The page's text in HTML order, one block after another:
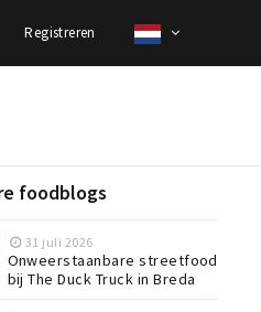
Registreren
foodblogs
31 juli 2026
Onweerstaanbare streetfood
bij The Duck Truck in Breda